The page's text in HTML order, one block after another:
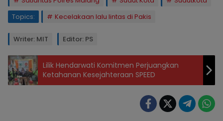
Topics:
Kecelakaan lalu lintas di Pakis
Writer: MIT Editor: PS
Lilik Hendarwati Komitmen Perjuangkan
Ketahanan Kesejahteraan SPEED